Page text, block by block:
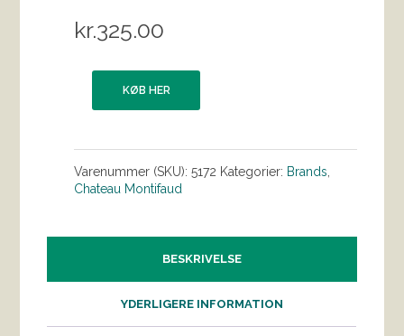
kr.325.00
KØB HER
Varenummer (SKU):5172 Kategorier: Brands
Chateau Montifaud
BESKRIVELSE
YDERLIGERE INFORMATION